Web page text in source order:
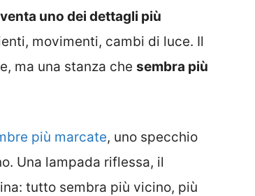
uno dei dettagli più
movimenti, cambi di luce. Il
ma una stanza che sembra più
più marcate, uno specchio
Una lampada riflessa, il
tutto sembra più vicino, più